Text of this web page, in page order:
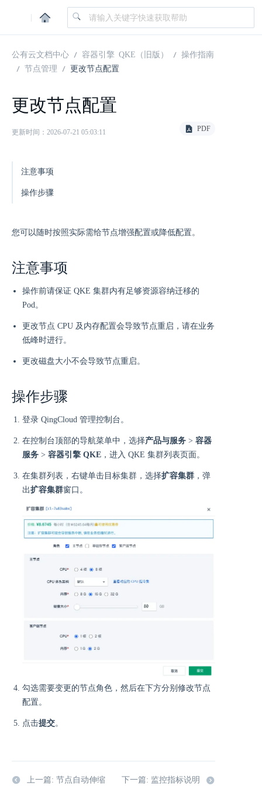
|
公有云文档中心 容器引擎 QKE（旧版）
操作指南
节点管理
更改节点配置
更改节点配置
更新时间：2026-07-21 05:03:11 PDF
注意事项
操作步骤
您可以随时按照实际需给节点增强配置或降低配置。
注意事项
操作前请保证 QKE 集群内有足够资源容纳迁移的
Pod。
更改节点 CPU 及内存配置会导致节点重启，请在业务
低峰时进行。
更改磁盘大小不会导致节点重启。
操作步骤
登录 QingCloud 管理控制台。
在控制台顶部的导航菜单中，选择产品与服务 > 容器
服务 > 容器引擎 QKE ，进入 QKE 集群列表页面。
在集群列表，右键单击目标集群，选择扩容集群 ，弹
出扩容集群窗口。
勾选需要变更的节点角色，然后在下方分别修改节点
配置。
点击提交。
上一篇: 节点自动伸缩 下一篇: 监控指标说明